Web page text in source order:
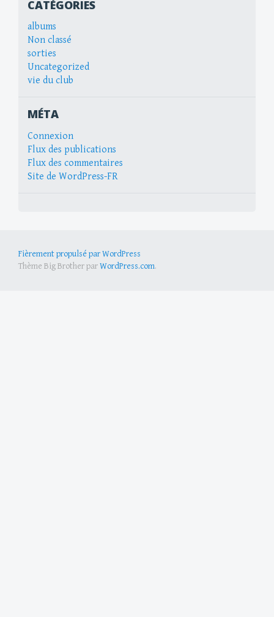
CATÉGORIES
albums
Non classé
sorties
Uncategorized
vie du club
MÉTA
Connexion
Flux des publications
Flux des commentaires
Site de WordPress-FR
Fièrement propulsé par WordPress
Thème Big Brother parWordPress.com.